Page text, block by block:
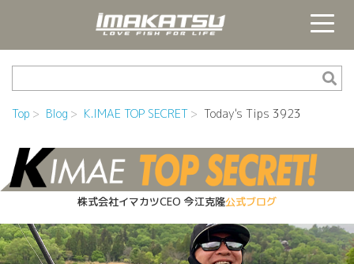
Top Blog K.IMAE TOP SECRET Today's Tips 3923
株式会社イマカツCEO 今江克隆公式ブログ